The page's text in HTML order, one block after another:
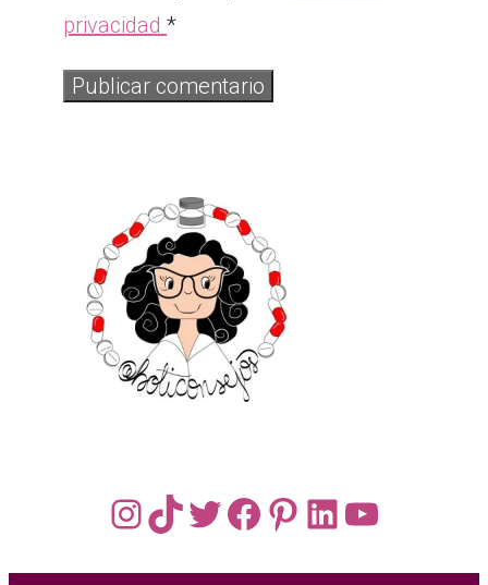
privacidad *
Instagram
TikTok
Twitter
Facebook
Pinterest
LinkedIn